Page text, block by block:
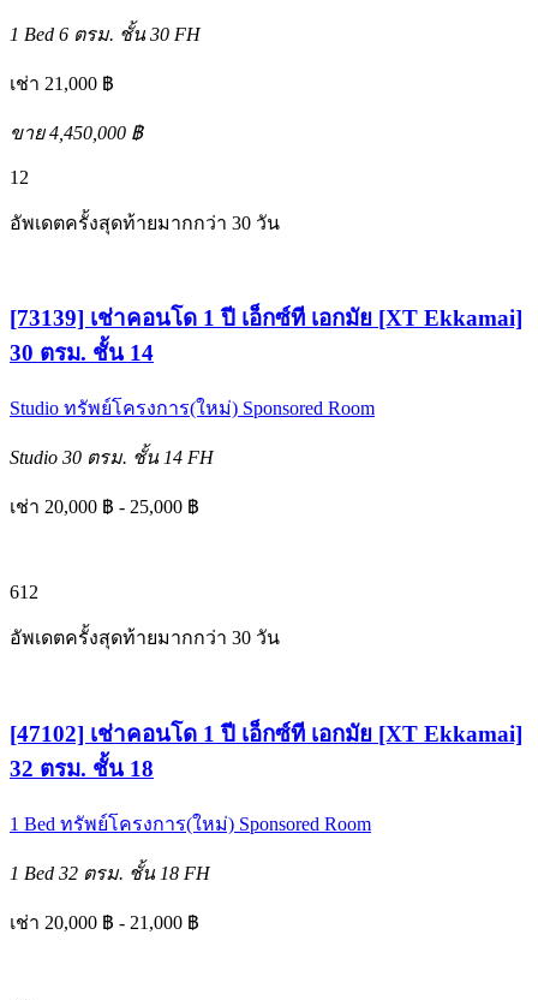
1 Bed 6 ตรม. ชั้น 30 FH
เช่า 21,000 ฿
ขาย 4,450,000 ฿
12
อัพเดตครั้งสุดท้ายมากกว่า 30 วัน
[73139] เช่าคอนโด 1 ปี เอ็กซ์ที เอกมัย [XT Ekkamai]
30 ตรม. ชั้น 14
Studio ทรัพย์โครงการ(ใหม่) Sponsored Room
Studio 30 ตรม. ชั้น 14 FH
เช่า 20,000 ฿ - 25,000 ฿
612
อัพเดตครั้งสุดท้ายมากกว่า 30 วัน
[47102] เช่าคอนโด 1 ปี เอ็กซ์ที เอกมัย [XT Ekkamai]
32 ตรม. ชั้น 18
1 Bed ทรัพย์โครงการ(ใหม่) Sponsored Room
1 Bed 32 ตรม. ชั้น 18 FH
เช่า 20,000 ฿ - 21,000 ฿